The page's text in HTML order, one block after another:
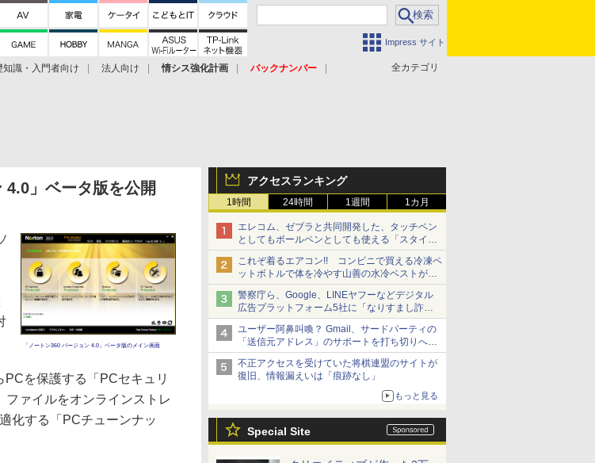
Impress サイト
全カテゴリ
知識・入門者向け 法人向け 情シス強化計画
バックナンバー
アクセスランキング
1時間 24時間 1週間 1カ月
エレコム、ゼブラと共同開発した、タッチペン
としてもボールペンとしても使える「スタイラ
スツーウェイ」発売 iPadにも紙にも、持ち替
えずに書き込める
これぞ着るエアコン!! コンビニで買える冷凍ペ
ットボトルで体を冷やす山善の水冷ベストがロ
ードバイクにちょうどいい【ぼっち・ざ・ろー
ど！その14】【空いた時間でなにしてる？】
警察庁ら、Google、LINEヤフーなどデジタル
広告プラットフォーム5社に「なりすまし詐欺
広告」対策強化を要請 著名人の写真や映像を
使った投資詐欺などへの対策として
ユーザー阿鼻叫喚？ Gmail、サードパーティの
「送信元アドレス」のサポートを打ち切りへ
【やじうまWatch】
不正アクセスを受けていた将棋連盟のサイトが
復旧、情報漏えいは「痕跡なし」
もっと見る
Special Site
」ベータ版を公開
「ノートン360 バージョン 4.0」ベータ版のメイン画面
を保護する「PCセキュリ
ァイルをオンラインストレ
化する「PCチューンナッ